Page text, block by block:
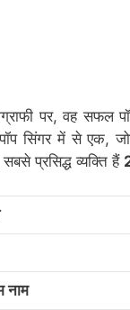
पर, वह
सिंगर में से एक,
प्रसिद्ध व्यक्ति हैं
नाम